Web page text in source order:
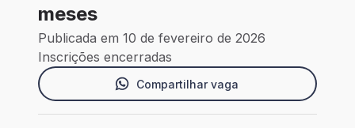
meses
Publicada em 10 de fevereiro de 2026
Inscrições encerradas
Compartilhar vaga